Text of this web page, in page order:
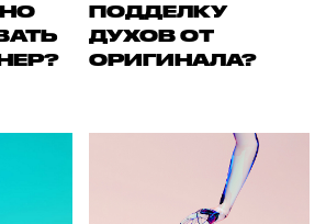
ПОДДЕЛКУ
ДУХОВ ОТ
ОРИГИНАЛА?